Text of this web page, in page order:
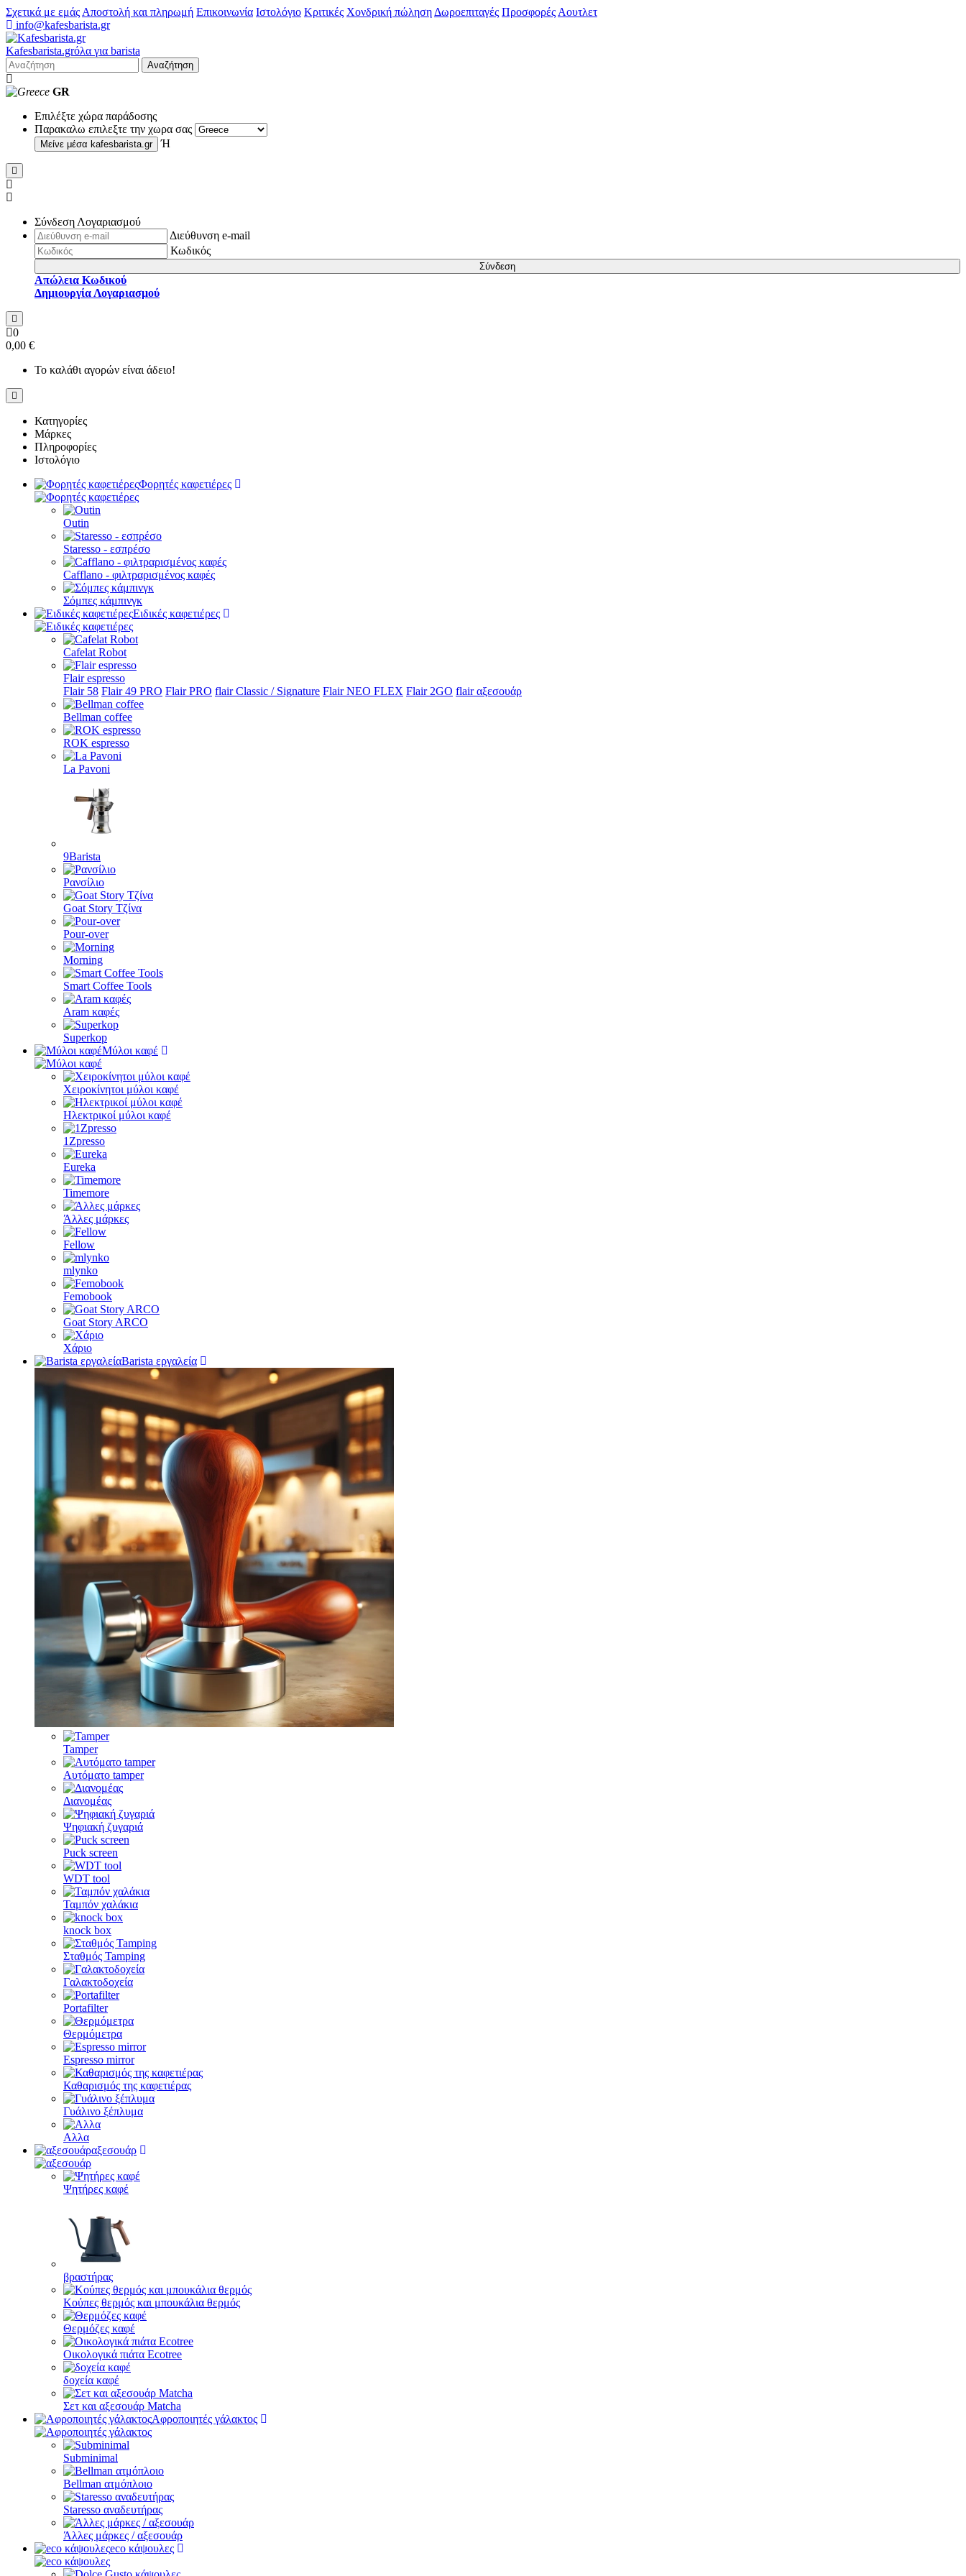
Σχετικά με εμάς Αποστολή και πληρωμή Επικοινωνία Ιστολόγιο Κριτικές Χονδρική πώληση Δωροεπιταγές Προσφορές Αουτλετ
info@kafesbarista.gr
Kafesbarista.grόλα για barista
Αναζήτηση
GR
Επιλέξτε χώρα παράδοσης
Παρακαλω επιλεξτε την χωρα σας
Μείνε μέσα kafesbarista.gr Ή
Σύνδεση Λογαριασμού
Διεύθυνση e-mail
Κωδικός
Σύνδεση
Απώλεια Κωδικού
Δημιουργία Λογαριασμού
0
0,00 €
Το καλάθι αγορών είναι άδειο!
Κατηγορίες
Μάρκες
Πληροφορίες
Ιστολόγιο
Φορητές καφετιέρες
Outin
Staresso - εσπρέσο
Cafflano - φιλτραρισμένος καφές
Σόμπες κάμπινγκ
Ειδικές καφετιέρες
Cafelat Robot
Flair espresso
Flair 58 Flair 49 PRO Flair PRO flair Classic / Signature Flair NEO FLEX Flair 2GO flair αξεσουάρ
Bellman coffee
ROK espresso
La Pavoni
9Barista
Ρανσίλιο
Goat Story Τζίνα
Pour-over
Morning
Smart Coffee Tools
Aram καφές
Superkop
Μύλοι καφέ
Χειροκίνητοι μύλοι καφέ
Ηλεκτρικοί μύλοι καφέ
1Zpresso
Eureka
Timemore
Άλλες μάρκες
Fellow
mlynko
Femobook
Goat Story ARCO
Χάριο
Barista εργαλεία
Tamper
Αυτόματο tamper
Διανομέας
Ψηφιακή ζυγαριά
Puck screen
WDT tool
Ταμπόν χαλάκια
knock box
Σταθμός Tamping
Γαλακτοδοχεία
Portafilter
Θερμόμετρα
Espresso mirror
Καθαρισμός της καφετιέρας
Γυάλινο ξέπλυμα
Αλλα
αξεσουάρ
Ψητήρες καφέ
βραστήρας
Κούπες θερμός και μπουκάλια θερμός
Θερμόζες καφέ
Οικολογικά πιάτα Ecotree
δοχεία καφέ
Σετ και αξεσουάρ Matcha
Αφροποιητές γάλακτος
Subminimal
Bellman ατμόπλοιο
Staresso αναδευτήρας
Άλλες μάρκες / αξεσουάρ
eco κάψουλες